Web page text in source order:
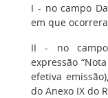
I - no campo
em que
II - no campo
expressão
efetiva
do Anexo IX do